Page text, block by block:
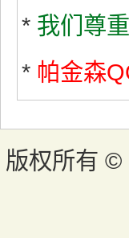
* 我们尊
* 帕金森
版权所有 ©